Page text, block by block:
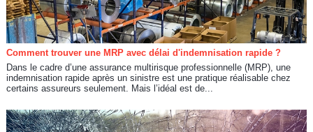
Comment trouver une MRP avec délai d'indemnisation rapide ?
Dans le cadre d’une assurance multirisque professionnelle (MRP), une
indemnisation rapide après un sinistre est une pratique réalisable chez
certains assureurs seulement. Mais l’idéal est de...